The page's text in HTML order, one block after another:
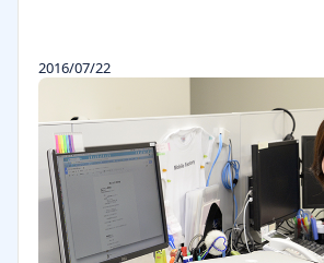
2016/07/22